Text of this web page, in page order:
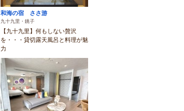
和海の宿 ささ游
九十九里・銚子
【九十九里】何もしない贅沢
を・・・貸切露天風呂と料理が魅
力